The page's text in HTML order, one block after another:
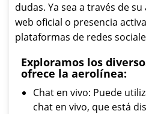
dudas. Ya sea a través de
web oficial o presencia
plataformas de redes
Exploramos los
ofrece la aerolínea:
Chat en vivo: Puede
chat en vivo, que está